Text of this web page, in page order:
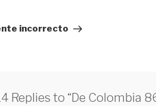
incorrecto
Replies to “De Colombia